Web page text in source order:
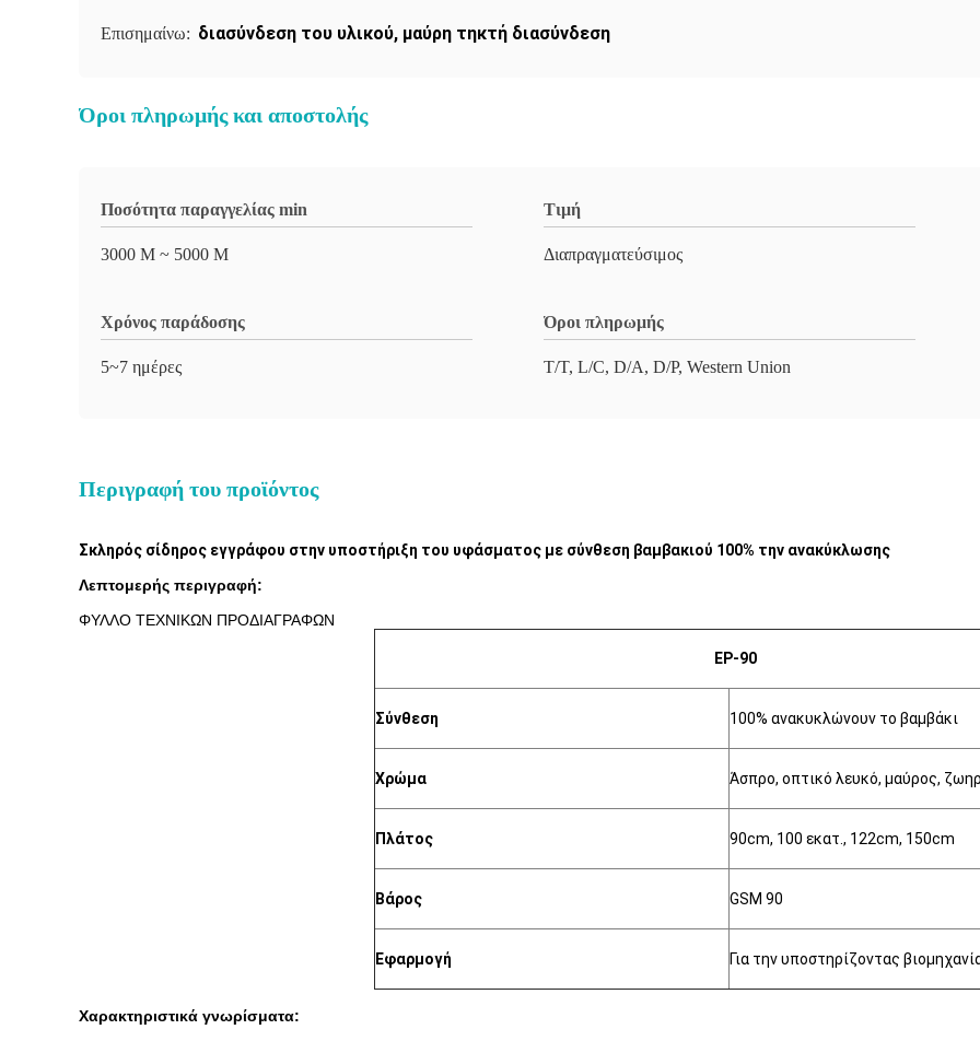
Επισημαίνω: διασύνδεση του υλικού, μαύρη τηκτή διασύνδεση
Όροι πληρωμής και αποστολής
Ποσότητα παραγγελίας min
3000 Μ ~ 5000 Μ
Τιμή
Διαπραγματεύσιμος
Χρόνος παράδοσης
5~7 ημέρες
Όροι πληρωμής
T/T, L/C, D/A, D/P, Western Union
Περιγραφή του προϊόντος
Σκληρός σίδηρος εγγράφου στην υποστήριξη του υφάσματος με σύνθεση βαμβακιού 100% την ανακύκλωσης
Λεπτομερής περιγραφή:
ΦΥΛΛΟ ΤΕΧΝΙΚΩΝ ΠΡΟΔΙΑΓΡΑΦΩΝ
EP-90
Σύνθεση 100% ανακυκλώνουν το βαμβάκι
Χρώμα Άσπρο, οπτικό λευκό, μαύρος,
Πλάτος 90cm, 100 εκατ., 122cm, 150cm
Βάρος GSM 90
Εφαρμογή Για την υποστηρίζοντας
Χαρακτηριστικά γνωρίσματα: